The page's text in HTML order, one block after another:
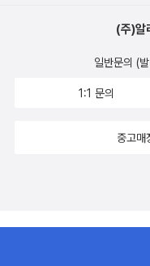
성격이 다르기에이책이 누
노력,노하우는 무시할수
점더 개에대해 연구하고,
훈련이 필요한 부분이 있
(주)알
일반문의 (
1:1 문의
중고매